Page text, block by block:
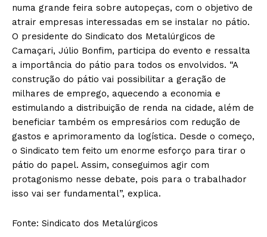
numa grande feira sobre autopeças, com o objetivo de
atrair empresas interessadas em se instalar no pátio.
O presidente do Sindicato dos Metalúrgicos de
Camaçari, Júlio Bonfim, participa do evento e ressalta
a importância do pátio para todos os envolvidos. “A
construção do pátio vai possibilitar a geração de
milhares de emprego, aquecendo a economia e
estimulando a distribuição de renda na cidade, além de
beneficiar também os empresários com redução de
gastos e aprimoramento da logística. Desde o começo,
o Sindicato tem feito um enorme esforço para tirar o
pátio do papel. Assim, conseguimos agir com
protagonismo nesse debate, pois para o trabalhador
isso vai ser fundamental”, explica.
Fonte: Sindicato dos Metalúrgicos